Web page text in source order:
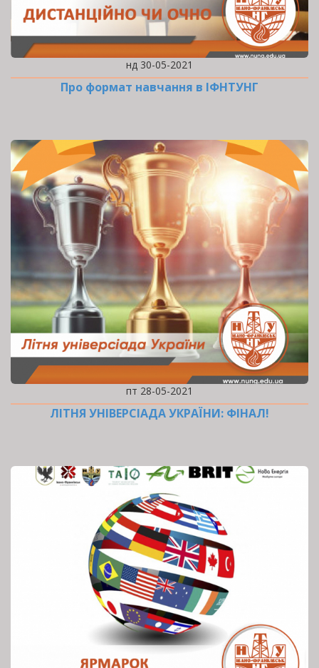
нд 30-05-2021
Про формат навчання в ІФНТУНГ
пт 28-05-2021
ЛІТНЯ УНІВЕРСІАДА УКРАЇНИ: ФІНАЛ!